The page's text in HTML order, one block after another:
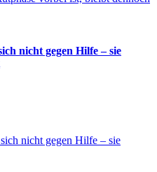
nicht gegen Hilfe – sie